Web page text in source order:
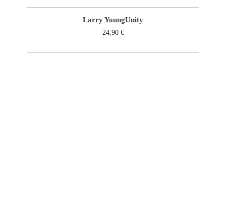
Larry YoungUnity
24,90 €